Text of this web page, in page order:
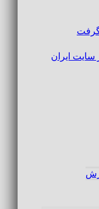
گرفت
سایت ایران